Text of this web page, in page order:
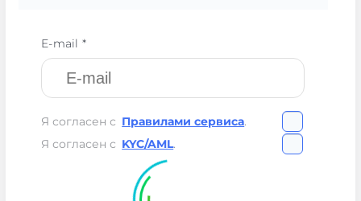
E-mail *
Я согласен с Правилами сервиса.
Я согласен с KYC/AML.